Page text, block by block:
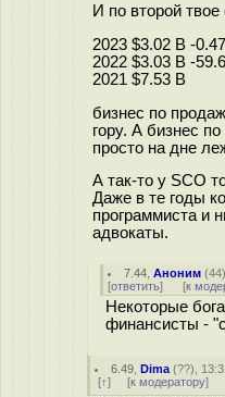
И по второй
2023 $3.02 B -
2022 $3.03 B -
2021 $7.53 B
бизнес по
гору. А бизнес
просто на дне
А так-то у SCO
Даже в те годы
программиста и
адвокаты.
7.44 ,Аноним (44
[ответить] [к
Некоторые
финансисты -
6.49 ,Dima (??),
[↑] [к модератору]